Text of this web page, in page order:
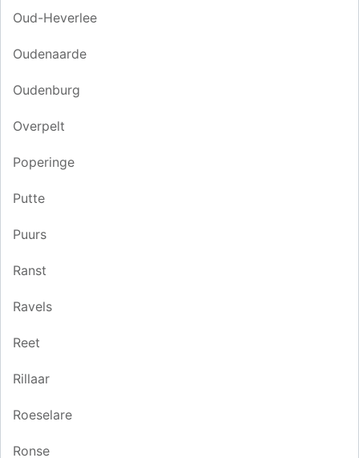
Oud-Heverlee
Oudenaarde
Oudenburg
Overpelt
Poperinge
Putte
Puurs
Ranst
Ravels
Reet
Rillaar
Roeselare
Ronse